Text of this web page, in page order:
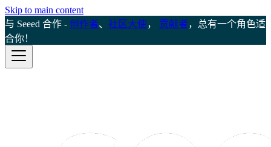
Skip to main content
与 Seeed 合作 - 创作者、 社区大使， 贡献者，总有一个角色适
合你！